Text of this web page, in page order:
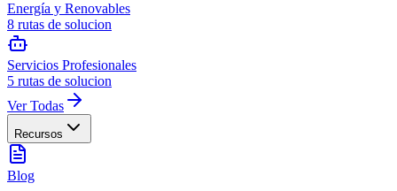
Energía y Renovables
8 rutas de solucion
Servicios Profesionales
5 rutas de solucion
Ver Todas
Recursos
Blog